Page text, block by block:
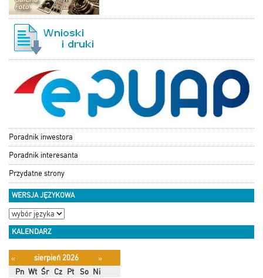
Poradnik inwestora
Poradnik interesanta
Przydatne strony
WERSJA JĘZYKOWA
KALENDARZ
« sierpień 2026
»
Pn Wt Śr Cz Pt So Ni